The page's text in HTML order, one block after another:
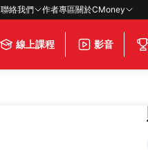
聯絡我們 作者專區關於CMoney
線上課程 影音